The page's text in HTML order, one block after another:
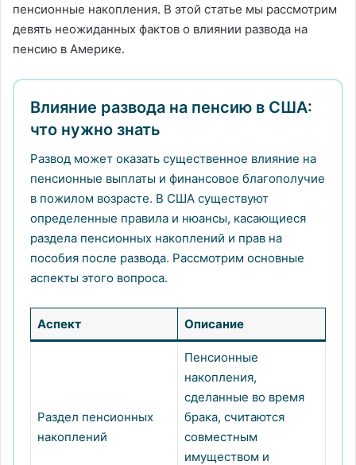
пенсионные накопления. В этой статье мы рассмотрим
девять неожиданных фактов о влиянии развода на
пенсию в Америке.
Влияние развода на пенсию в США:
что нужно знать
Развод может оказать существенное влияние на
пенсионные выплаты и финансовое благополучие
в пожилом возрасте. В США существуют
определенные правила и нюансы, касающиеся
раздела пенсионных накоплений и прав на
пособия после развода. Рассмотрим основные
аспекты этого вопроса.
Аспект Описание
Раздел пенсионных
накоплений
Пенсионные
накопления,
сделанные во время
брака, считаются
совместным
имуществом и